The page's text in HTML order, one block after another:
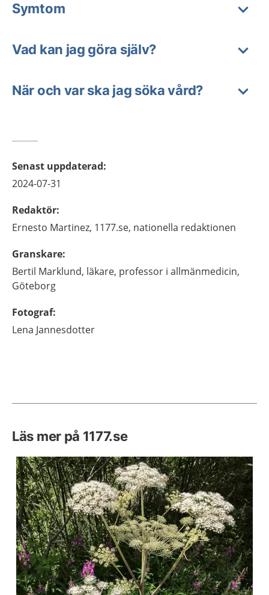
Symtom
Vad kan jag göra själv?
När och var ska jag söka vård?
Senast uppdaterad:
2024-07-31
Redaktör:
Ernesto Martinez, 1177.se, nationella redaktionen
Granskare:
Bertil Marklund, läkare, professor i allmänmedicin,
Göteborg
Fotograf:
Lena Jannesdotter
Läs mer på 1177.se